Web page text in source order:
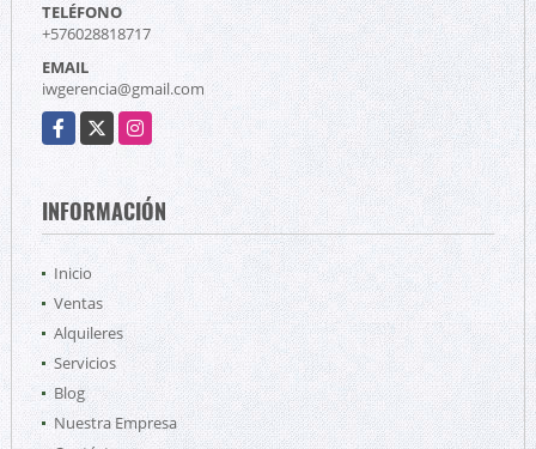
TELÉFONO
+576028818717
EMAIL
iwgerencia@gmail.com
Facebook
X Instagram
INFORMACIÓN
Inicio
Ventas
Alquileres
Servicios
Blog
Nuestra Empresa